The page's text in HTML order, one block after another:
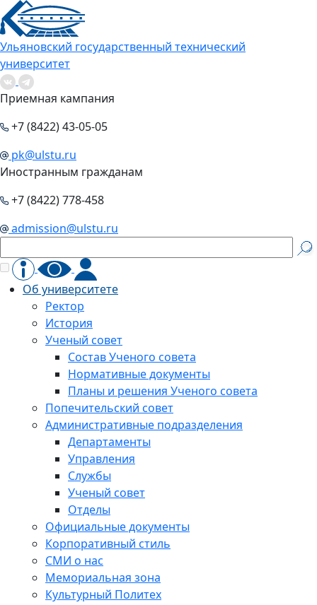
Ульяновский государственный технический
университет
Приемная кампания
+7 (8422) 43-05-05
pk@ulstu.ru
Иностранным гражданам
+7 (8422) 778-458
admission@ulstu.ru
Об университете
Ректор
История
Ученый совет
Состав Ученого совета
Нормативные документы
Планы и решения Ученого совета
Попечительский совет
Административные подразделения
Департаменты
Управления
Службы
Ученый совет
Отделы
Официальные документы
Корпоративный стиль
СМИ о нас
Мемориальная зона
Культурный Политех